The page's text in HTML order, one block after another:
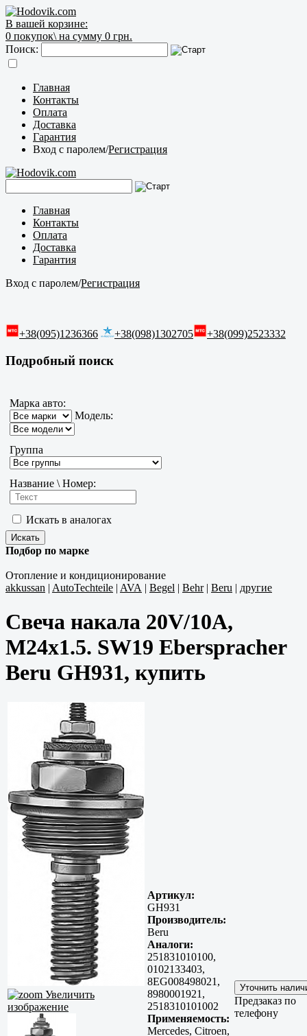
В вашей корзине:
0 покупок\ на сумму 0 грн.
Поиск:
Главная
Контакты
Оплата
Доставка
Гарантия
Вход с паролем/Регистрация
Главная
Контакты
Оплата
Доставка
Гарантия
Вход с паролем/Регистрация
+38(095)1236366 +38(098)1302705 +38(099)2523332
Подробный поиск
Марка авто:
Модель:
Группа
Название \ Номер:
Искать в аналогах
Подбор по марке
Отопление и кондиционирование
akkussan | AutoTechteile | AVA | Begel | Behr| Beru | другие
Свеча накала 20V/10A,
M24x1.5. SW19 Eberspracher
Beru GH931, купить
Увеличить
изображение
Артикул:
GH931
Производитель:
Beru
Аналоги:
251831010100,
0102133403,
8EG008498021,
8980001921,
2518310101002
Применяемость:
Mercedes, Citroen,
Предзаказ по
телефону